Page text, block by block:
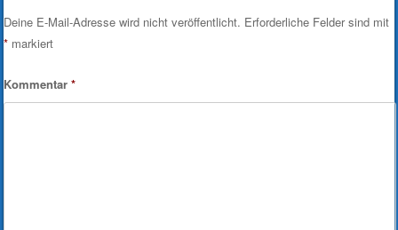
Deine E-Mail-Adresse wird nicht veröffentlicht. Erforderliche Felder sind mit
* markiert
Kommentar*